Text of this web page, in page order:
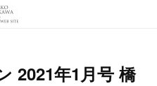
2021年1月号 橋